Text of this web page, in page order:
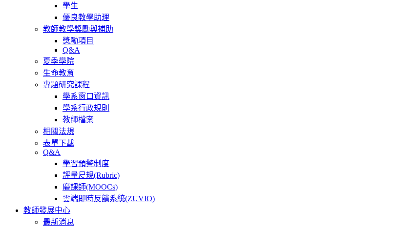
學生
優良教學助理
教師教學獎勵與補助
獎勵項目
Q&A
夏季學院
生命教育
專題研究課程
學系窗口資訊
學系行政規則
教師檔案
相關法規
表單下載
Q&A
學習預警制度
評量尺規(Rubric)
磨課師(MOOCs)
雲端即時反饋系統(ZUVIO)
教師發展中心
最新消息